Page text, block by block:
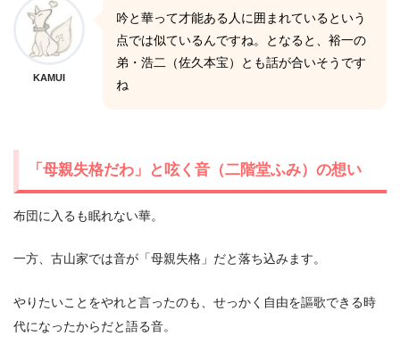
KAMUI
吟と華って才能ある人に囲まれているという
点では似ているんですね。となると、裕一の
弟・浩二（佐久本宝）とも話が合いそうです
ね
「母親失格だわ」と呟く音（二階堂ふみ）の想い
布団に入るも眠れない華。
一方、古山家では音が「母親失格」だと落ち込みます。
やりたいことをやれと言ったのも、せっかく自由を謳歌できる時
代になったからだと語る音。